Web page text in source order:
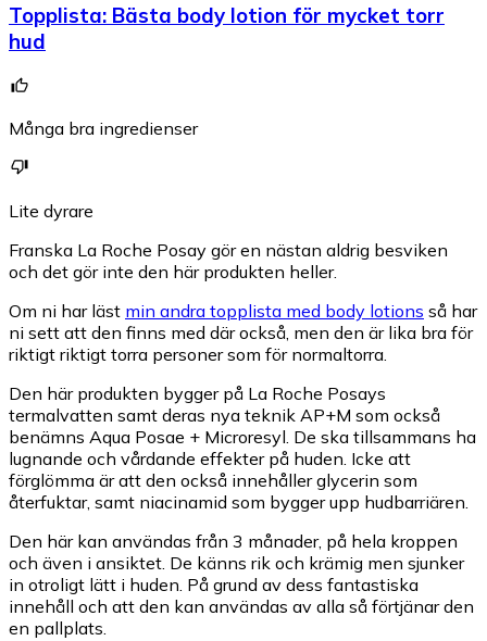
Topplista: Bästa body lotion för mycket torr
hud
Många bra ingredienser
Lite dyrare
Franska La Roche Posay gör en nästan aldrig besviken
och det gör inte den här produkten heller.
Om ni har läst min andra topplista med body lotions så har
ni sett att den finns med där också, men den är lika bra för
riktigt riktigt torra personer som för normaltorra.
Den här produkten bygger på La Roche Posays
termalvatten samt deras nya teknik AP+M som också
benämns Aqua Posae + Microresyl. De ska tillsammans ha
lugnande och vårdande effekter på huden. Icke att
förglömma är att den också innehåller glycerin som
återfuktar, samt niacinamid som bygger upp hudbarriären.
Den här kan användas från 3 månader, på hela kroppen
och även i ansiktet. De känns rik och krämig men sjunker
in otroligt lätt i huden. På grund av dess fantastiska
innehåll och att den kan användas av alla så förtjänar den
en pallplats.